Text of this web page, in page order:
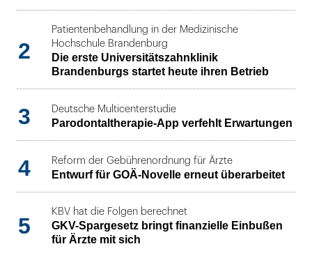
2
Patientenbehandlung in der Medizinische
Hochschule Brandenburg
Die erste Universitätszahnklinik
Brandenburgs startet heute ihren Betrieb
3 Deutsche Multicenterstudie
Parodontaltherapie-App verfehlt Erwartungen
4 Reform der Gebührenordnung für Ärzte
Entwurf für GOÄ-Novelle erneut überarbeitet
5
KBV hat die Folgen berechnet
GKV-Spargesetz bringt finanzielle Einbußen
für Ärzte mit sich